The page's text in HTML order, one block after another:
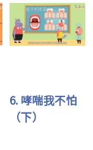
6. 哮喘我不怕
（下）